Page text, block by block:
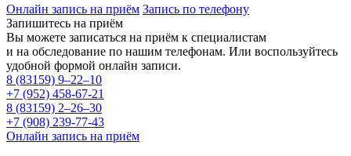
Онлайн запись на приём Запись по телефону
Запишитесь на приём
Вы можете записаться на приём к специалистам
и на обследование по нашим телефонам. Или воспользуйтесь
удобной формой онлайн записи.
8 (83159) 9–22–10
+7 (952) 458-67-21
8 (83159) 2–26–30
+7 (908) 239-77-43
Онлайн запись на приём